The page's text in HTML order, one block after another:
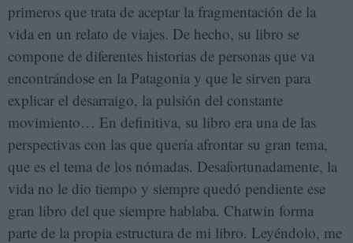
primeros que trata de aceptar la fragmentación de la
vida en un relato de viajes. De hecho, su libro se
compone de diferentes historias de personas que va
encontrándose en la Patagonia y que le sirven para
explicar el desarraigo, la pulsión del constante
movimiento… En definitiva, su libro era una de las
perspectivas con las que quería afrontar su gran tema,
que es el tema de los nómadas. Desafortunadamente, la
vida no le dio tiempo y siempre quedó pendiente ese
gran libro del que siempre hablaba. Chatwin forma
parte de la propia estructura de mi libro. Leyéndolo, me